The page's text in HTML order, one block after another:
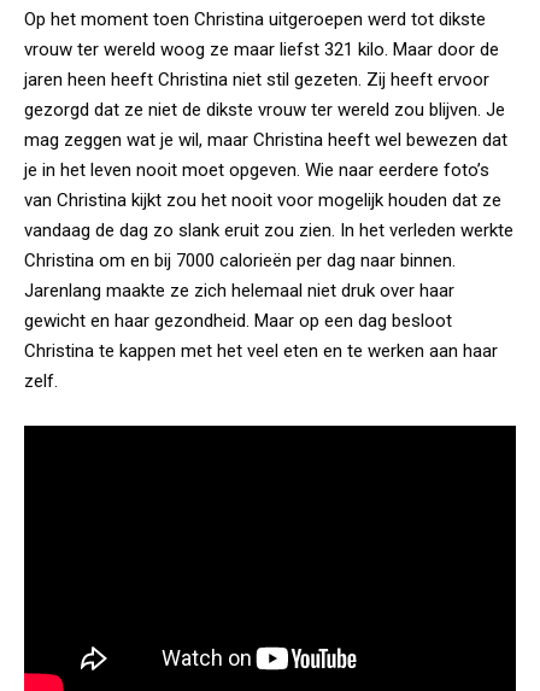
Op het moment toen Christina uitgeroepen werd tot dikste
vrouw ter wereld woog ze maar liefst 321 kilo. Maar door de
jaren heen heeft Christina niet stil gezeten. Zij heeft ervoor
gezorgd dat ze niet de dikste vrouw ter wereld zou blijven. Je
mag zeggen wat je wil, maar Christina heeft wel bewezen dat
je in het leven nooit moet opgeven. Wie naar eerdere foto’s
van Christina kijkt zou het nooit voor mogelijk houden dat ze
vandaag de dag zo slank eruit zou zien. In het verleden werkte
Christina om en bij 7000 calorieën per dag naar binnen.
Jarenlang maakte ze zich helemaal niet druk over haar
gewicht en haar gezondheid. Maar op een dag besloot
Christina te kappen met het veel eten en te werken aan haar
zelf.